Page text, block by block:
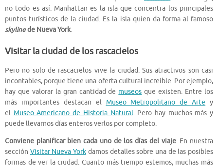
no todo es así. Manhattan es la isla que concentra los principales
puntos turísticos de la ciudad. Es la isla quien da forma al famoso
skylinede Nueva York.
Visitar la ciudad de los rascacielos
Pero no solo de rascacielos vive la ciudad. Sus atractivos son casi
incontables, porque tiene una oferta cultural increíble. Por ejemplo,
hay que valorar la gran cantidad de museos que existen. Entre los
más importantes destacan el Museo Metropolitano de Arte y
el Museo Americano de Historia Natural. Pero hay muchos más y
puede llevarnos días enteros verlos por completo.
Conviene planificar bien cada uno de los días del viaje. En nuestra
sección Visitar Nueva York damos detalles sobre una de las posibles
formas de ver la ciudad. Cuanto más tiempo estemos, muchas más